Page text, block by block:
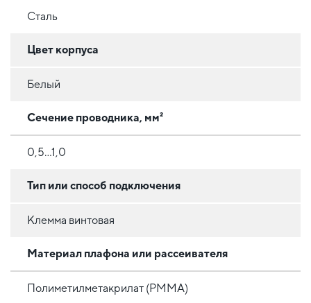
Сталь
Цвет корпуса
Белый
Сечение проводника, мм²
0,5...1,0
Тип или способ подключения
Клемма винтовая
Материал плафона или рассеивателя
Полиметилметакрилат (PMMA)